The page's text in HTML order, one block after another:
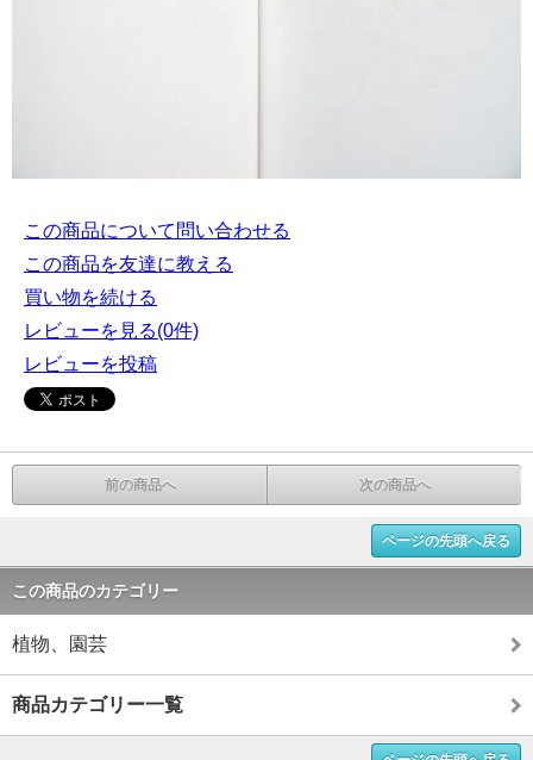
この商品について問い合わせる
この商品を友達に教える
買い物を続ける
レビューを見る(0件)
レビューを投稿
前の商品へ 次の商品へ
ページの先頭へ戻る
この商品のカテゴリー
植物、園芸
商品カテゴリー一覧